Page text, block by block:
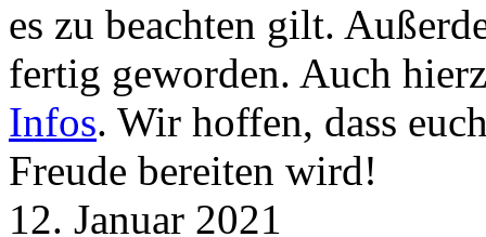
es zu beachten gilt.
fertig geworden. Auch
Infos. Wir hoffen, dass
Freude bereiten wird!
12. Januar 2021